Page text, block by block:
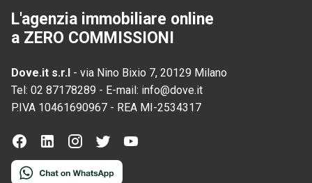
L'agenzia immobiliare online
a ZERO COMMISSIONI
Dove.it s.r.l - via Nino Bixio 7, 20129 Milano
Tel: 02 87178289 - E-mail: info@dove.it
P.IVA 10461690967 - REA MI-2534317